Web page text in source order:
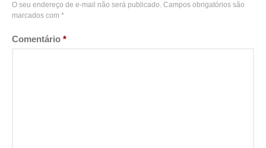
O seu endereço de e-mail não será publicado. Campos obrigatórios são
marcados com *
Comentário *